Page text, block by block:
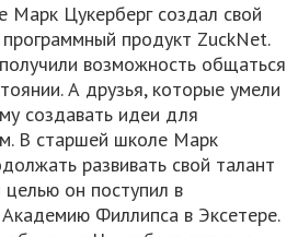
Марк Цукерберг создал свой
продукт ZuckNet.
возможность общаться
А друзья, которые умели
создавать идеи для
В старшей школе Марк
развивать свой талант
целью он поступил в
Филлипса в Эксетере.